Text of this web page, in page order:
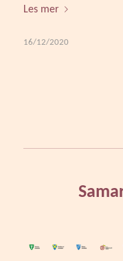
Les mer
16/12/2020